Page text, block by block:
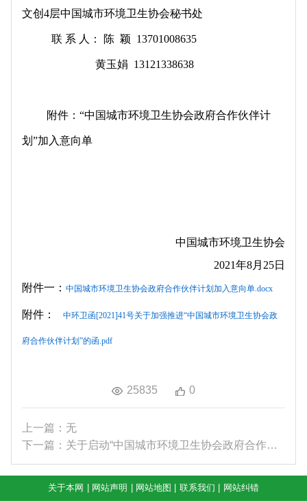
文创4层中国城市环境卫生协会秘书处
联 系 人： 陈 颖 13701008635
黄玉娟 13121338638
附件：“中国城市环境卫生协会政府合作伙伴计
划”加入意向单
中国城市环境卫生协会
2021年8月25日
附件一：中国城市环境卫生协会政府合作伙伴计划加入意向单.docx
附件：中环卫函[2021]41号关于加强推进“中国城市环境卫生协会政
府合作伙伴计划”的函.pdf
25835 0
上一篇：无
下一篇：关于启动“中国城市环境卫生协会政府合作伙...
关于本网 网站声明 网站地图 联系我们 网站纠错